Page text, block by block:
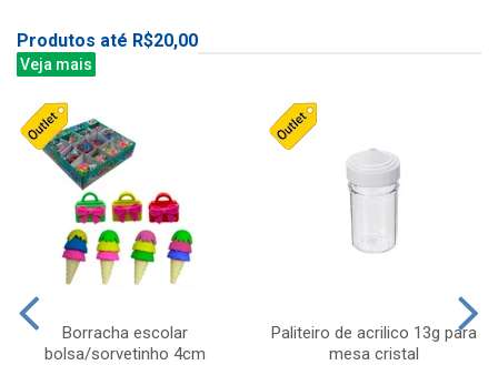
Produtos até R$20,00
Veja mais
Borracha escolar
bolsa/sorvetinho 4cm
Paliteiro de acrilico 13g para
mesa cristal